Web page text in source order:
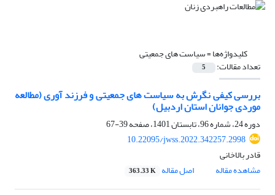
کلیدواژه‌ها =سیاست های جمعیتی
تعداد مقالات: 5
بررسی کیفی نگرش به سیاست های جمعیتی و فرزند آوری (مطالعه
موردی جوانان استان اردبیل)
دوره 24، شماره 96، تابستان 1401، صفحه
39-67
10.22095/jwss.2022.342257.2998
قادر بالاخانی
مشاهده مقاله
اصل مقاله 363.33 K